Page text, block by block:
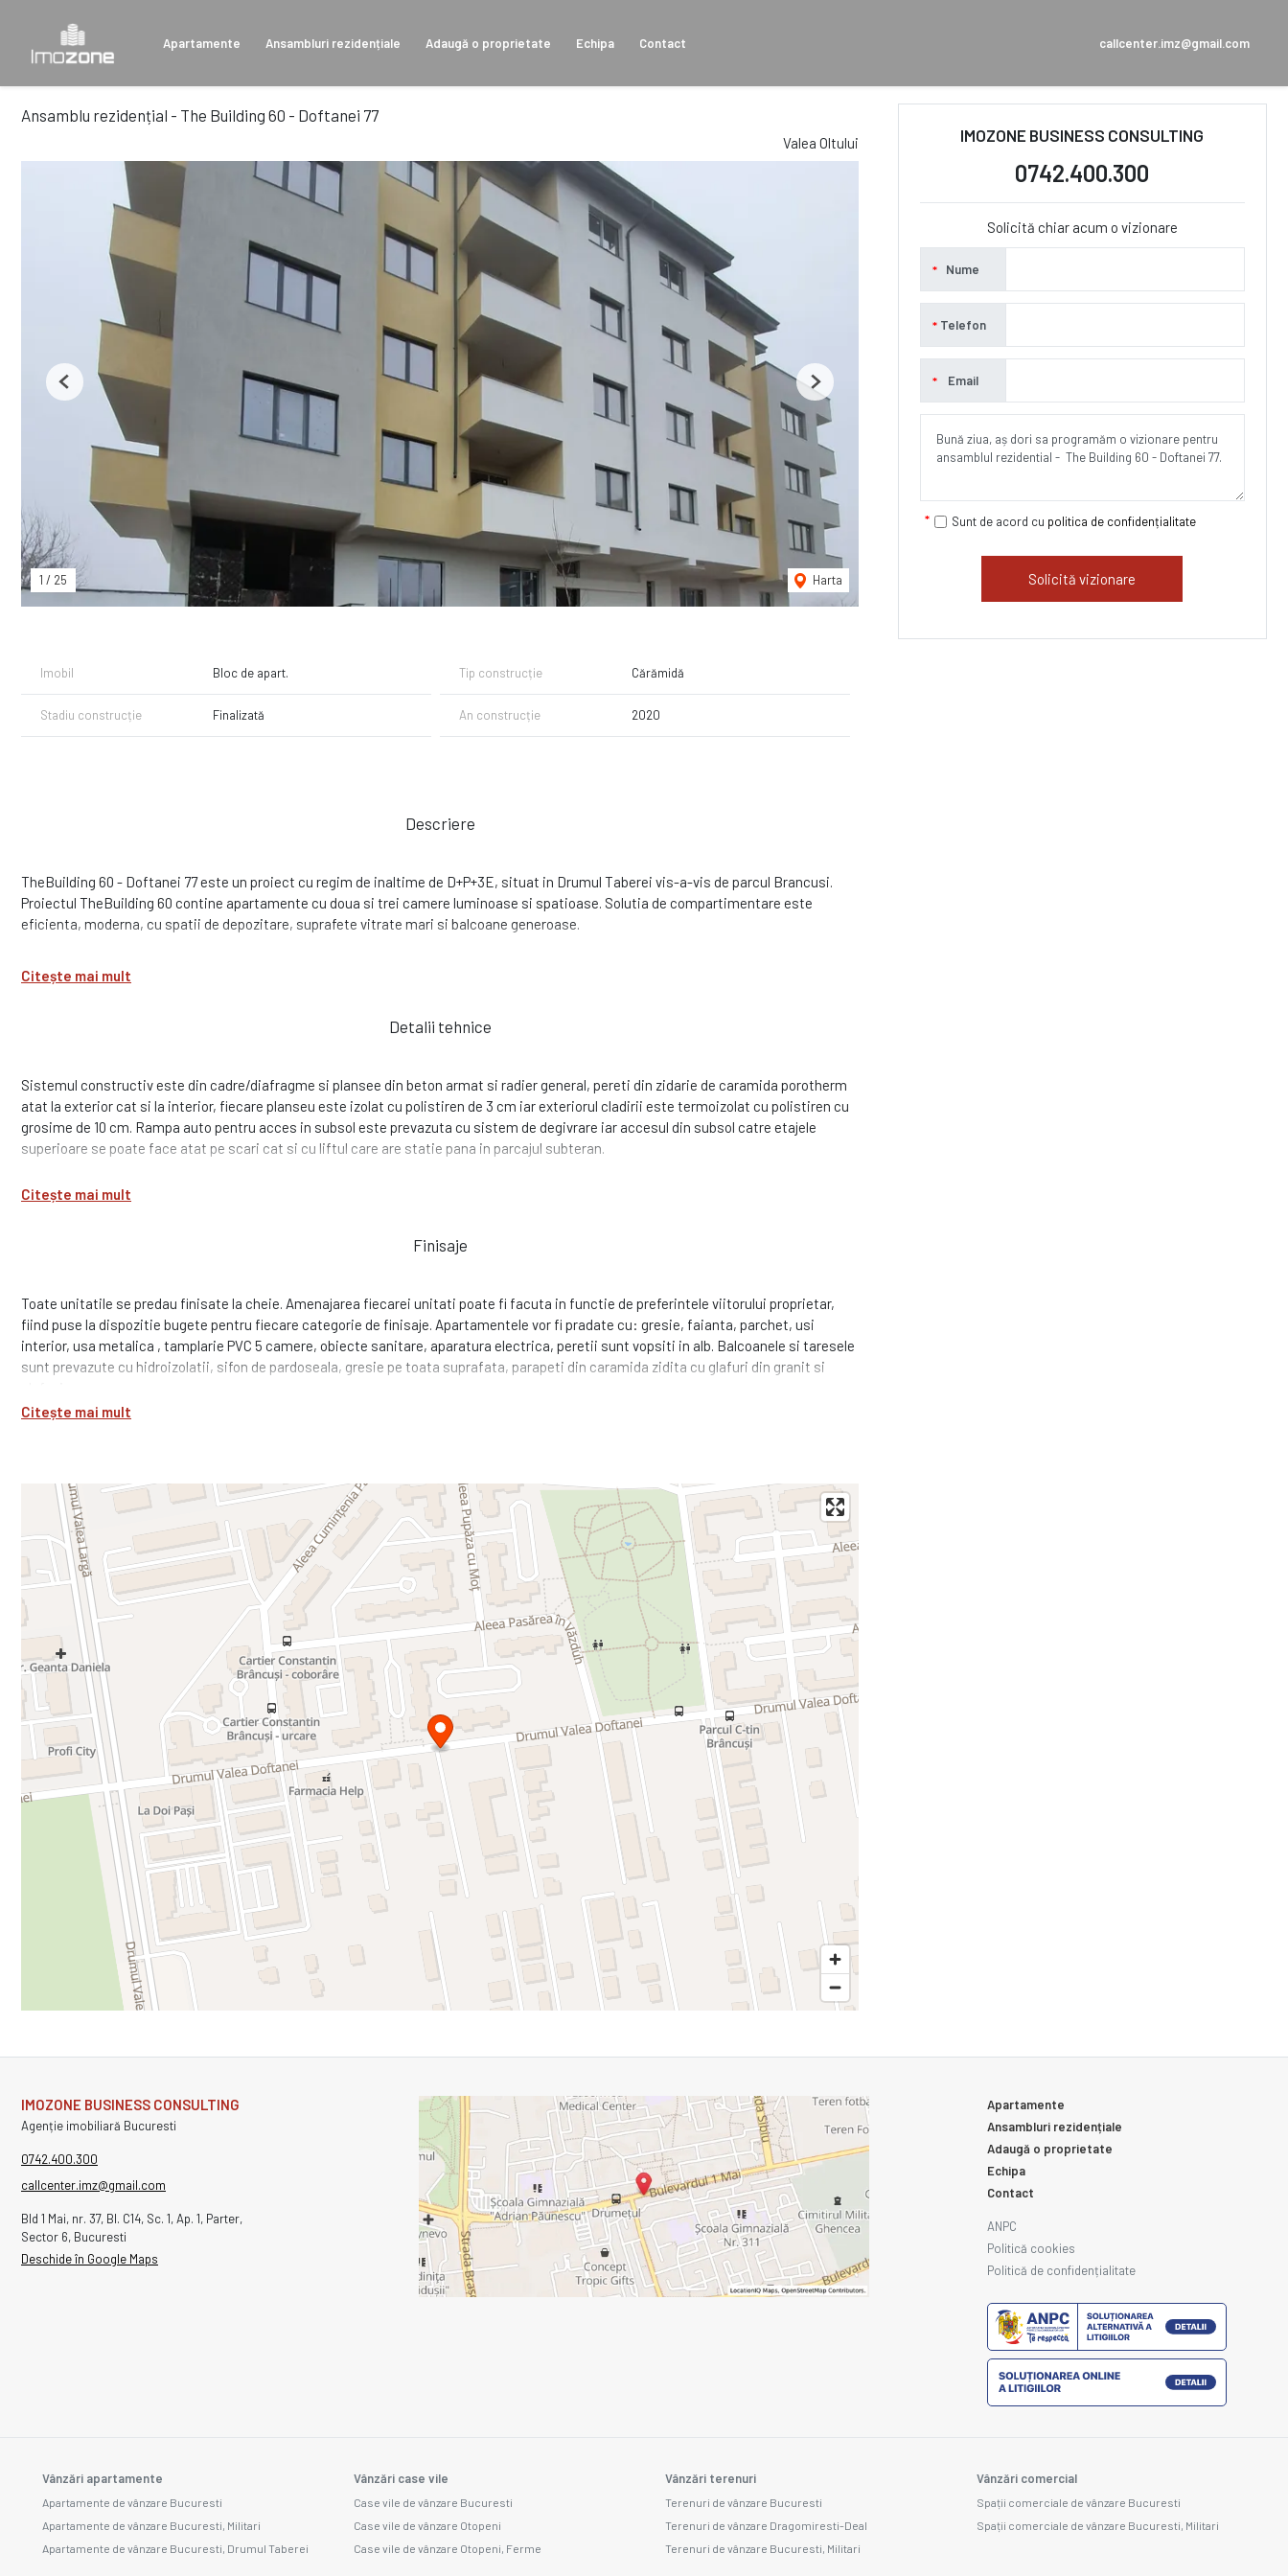
Apartamente Ansambluri rezidențiale Adaugă o proprietate Echipa Contact callcenter.imz@gmail.com
Ansamblu rezidențial - The Building 60 - Doftanei 77
Valea Oltului
1 / 25 Harta
Previous Next
Imobil Bloc de apart. Tip construcție Cărămidă
Stadiu construcție Finalizată An construcție 2020
Descriere
TheBuilding 60 - Doftanei 77 este un proiect cu regim de inaltime de D+P+3E, situat in Drumul Taberei vis-a-vis de parcul Brancusi.
Proiectul TheBuilding 60 contine apartamente cu doua si trei camere luminoase si spatioase. Solutia de compartimentare este
eficienta, moderna, cu spatii de depozitare, suprafete vitrate mari si balcoane generoase.
Citește mai mult
Detalii tehnice
Sistemul constructiv este din cadre/diafragme si plansee din beton armat si radier general, pereti din zidarie de caramida porotherm
atat la exterior cat si la interior, fiecare planseu este izolat cu polistiren de 3 cm iar exteriorul cladirii este termoizolat cu polistiren cu
grosime de 10 cm. Rampa auto pentru acces in subsol este prevazuta cu sistem de degivrare iar accesul din subsol catre etajele
superioare se poate face atat pe scari cat si cu liftul care are statie pana in parcajul subteran.
Citește mai mult
Finisaje
Toate unitatile se predau finisate la cheie. Amenajarea fiecarei unitati poate fi facuta in functie de preferintele viitorului proprietar,
fiind puse la dispozitie bugete pentru fiecare categorie de finisaje. Apartamentele vor fi pradate cu: gresie, faianta, parchet, usi
interior, usa metalica , tamplarie PVC 5 camere, obiecte sanitare, aparatura electrica, peretii sunt vopsiti in alb. Balcoanele si taresele
sunt prevazute cu hidroizolatii, sifon de pardoseala, gresie pe toata suprafata, parapeti din caramida zidita cu glafuri din granit si
Citește mai mult
IMOZONE BUSINESS CONSULTING
0742.400.300
Solicită chiar acum o vizionare
Nume
Telefon
Email
Sunt de acord cu politica de confidențialitate
Solicită vizionare
IMOZONE BUSINESS CONSULTING
Agenție imobiliară Bucuresti
0742.400.300
callcenter.imz@gmail.com
Bld 1 Mai, nr. 37, Bl. C14, Sc. 1, Ap. 1, Parter,
Sector 6, Bucuresti
Deschide în Google Maps
Apartamente
Ansambluri rezidențiale
Adaugă o proprietate
Echipa
Contact
ANPC
Politică cookies
Politică de confidențialitate
Vânzări apartamente
Apartamente de vânzare Bucuresti
Apartamente de vânzare Bucuresti, Militari
Apartamente de vânzare Bucuresti, Drumul Taberei
Vânzări case vile
Case vile de vânzare Bucuresti
Case vile de vânzare Otopeni
Case vile de vânzare Otopeni, Ferme
Vânzări terenuri
Terenuri de vânzare Bucuresti
Terenuri de vânzare Dragomiresti-Deal
Terenuri de vânzare Bucuresti, Militari
Vânzări comercial
Spații comerciale de vânzare Bucuresti
Spații comerciale de vânzare Bucuresti, Militari